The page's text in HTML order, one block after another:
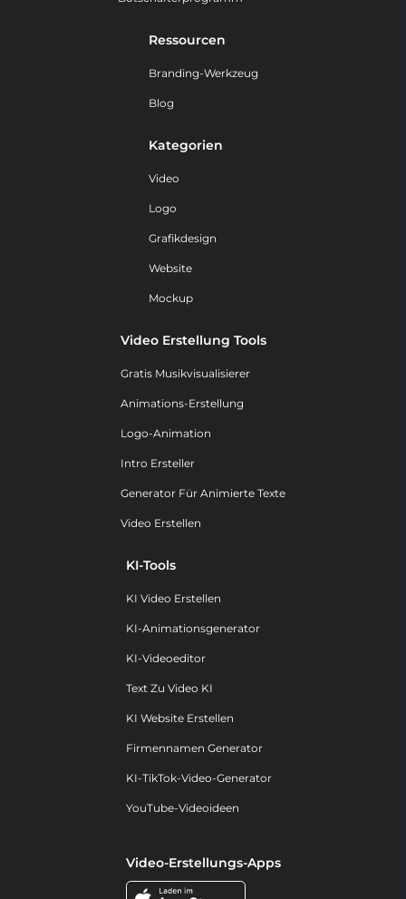
Ressourcen
Branding-Werkzeug
Blog
Kategorien
Video
Logo
Grafikdesign
Website
Mockup
Video Erstellung Tools
Gratis Musikvisualisierer
Animations-Erstellung
Logo-Animation
Intro Ersteller
Generator Für Animierte Texte
Video Erstellen
KI-Tools
KI Video Erstellen
KI-Animationsgenerator
KI-Videoeditor
Text Zu Video KI
KI Website Erstellen
Firmennamen Generator
KI-TikTok-Video-Generator
YouTube-Videoideen
Video-Erstellungs-Apps